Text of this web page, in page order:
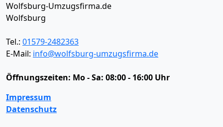
Wolfsburg-Umzugsfirma.de
Wolfsburg
Tel.: 01579-2482363
E-Mail: info@wolfsburg-umzugsfirma.de
Öffnungszeiten: Mo - Sa: 08:00 - 16:00 Uhr
Impressum
Datenschutz